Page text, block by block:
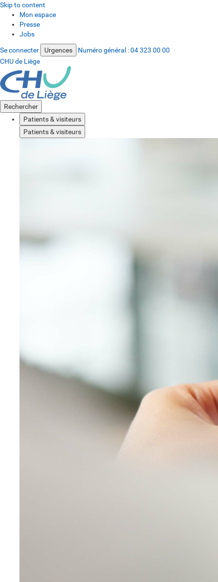
Skip to content
Mon espace
Presse
Jobs
Se connecter Urgences Numéro général :04 323 00 00
CHU de Liège
Rechercher
Patients & visiteurs
Patients & visiteurs